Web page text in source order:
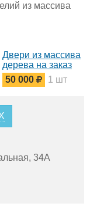
из массива
Двери из массива
дерева на заказ
50 000
1 шт
34А